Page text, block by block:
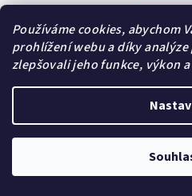
Používáme cookies, abychom
prohlížení webu a díky
zlepšovali jeho funkce, výkon
Dárek zdarma